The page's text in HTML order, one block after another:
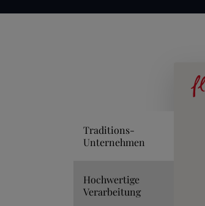
Traditions-
Unternehmen
Hochwertige
Verarbeitung